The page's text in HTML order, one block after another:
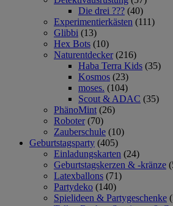
Die drei ??? (40)
Experimentierkästen (111)
Glibbi (13)
Hex Bots (10)
Naturentdecker (216)
Haba Terra Kids (35)
Kosmos (23)
moses. (104)
Scout & ADAC (35)
PhänoMint (26)
Roboter (70)
Zauberschule (10)
Geburtstagsparty (405)
Einladungskarten (24)
Geburtstagskerzen & -kränze
Latexballons (71)
Partydeko (140)
Spielideen & Partygeschenke